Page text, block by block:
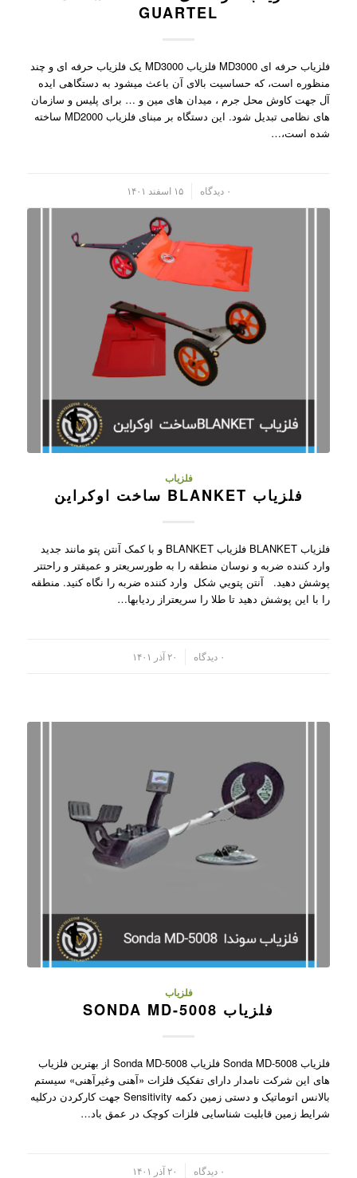
GUARTEL
فلزیاب حرفه ای MD3000 فلزیاب MD3000 یک فلزیاب حرفه ای و چند
منظوره است، که حساسیت بالای آن باعث میشود به دستگاهی ایده
آل جهت کاوش محل جرم ، میدان های مین و … برای پلیس و سازمان
های نظامی تبدیل شود. این دستگاه بر مبنای فلزیاب MD2000 ساخته
شده است،…
۰ دیدگاه ۱۵ اسفند ۱۴۰۱
فلزیاب
فلزیاب BLANKET ساخت اوکراین
فلزیاب BLANKET فلزیاب BLANKET و با کمک آنتن پتو مانند جديد
وارد کننده ضربه و نوسان منطقه را به طورسريعتر و عميقتر و راحتتر
پوشش دهيد. آنتن پتويي شکل وارد کننده ضربه را نگاه کنيد. منطقه
را با اين پوشش دهيد تا طلا را سريعتراز رديابها…
۰ دیدگاه ۲۰ آذر ۱۴۰۱
فلزیاب
فلزیاب SONDA MD-5008
فلزیاب Sonda MD-5008 فلزیاب Sonda MD-5008 از بهترین فلزیاب
های این شرکت نامدار دارای تفکیک فلزات «آهنی وغیرآهنی» سیستم
بالانس اتوماتیک و دستی زمین دکمه Sensitivity جهت کارکردن درکلیه
شرایط زمین قابلیت شناسایی فلزات کوچک در عمق باد…
۰ دیدگاه ۲۰ آذر ۱۴۰۱